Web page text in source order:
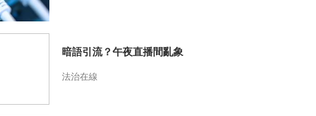
暗語引流？午夜直播間亂象
法治在線